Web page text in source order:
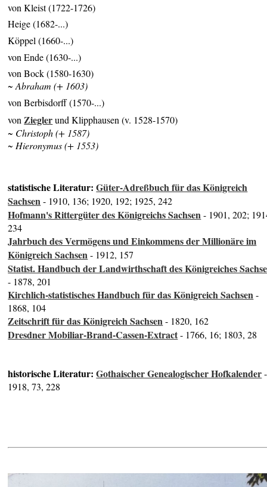
von Kleist (1722-1726)
Heige (1682-...)
Köppel (1660-...)
von Ende (1630-...)
von Bock (1580-1630)
~ Abraham (+ 1603)
von Berbisdorff (1570-...)
von Zieglerund Klipphausen (v. 1528-1570)
~ Christoph (+ 1587)
~ Hieronymus (+ 1553)
statistische Literatur:Güter-Adreßbuch für das Königreich
Sachsen- 1910, 136; 1920, 192; 1925, 242
Hofmann's Rittergüter des Königreichs Sachsen- 1901, 202;
234
Jahrbuch des Vermögens und Einkommens der Millionäre im
Königreich Sachsen- 1912, 157
Statist. Handbuch der Landwirthschaft des Königreiches
- 1878, 201
Kirchlich-statistisches Handbuch für das Königreich Sachsen-
1868, 104
Zeitschrift für das Königreich Sachsen- 1820, 162
Dresdner Mobiliar-Brand-Cassen-Extract- 1766, 16; 1803, 28
historische Literatur:Gothaischer Genealogischer Hofkalender-
1918, 73, 228